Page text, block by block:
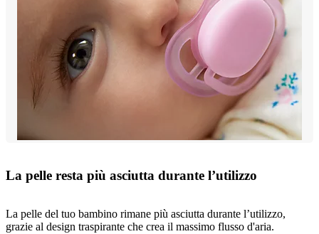
La pelle resta più asciutta durante l’utilizzo
La pelle del tuo bambino rimane più asciutta durante l’utilizzo,
grazie al design traspirante che crea il massimo flusso d'aria.